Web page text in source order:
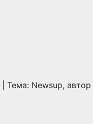
Тема: Newsup, автор